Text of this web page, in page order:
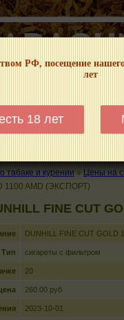
РФ, посещение
лет
18 лет
МЫ НЕ ЗАНИМАЕМСЯ
ГДЕ КУПИТЬ
табаке и курении » Цены на
1100 AMD (ЭКСПОРТ)
FINE CUT
DUNHILL FINE CUT GOLD
Тип сигареты с фильтром
20
260.00 руб
2023-10-01